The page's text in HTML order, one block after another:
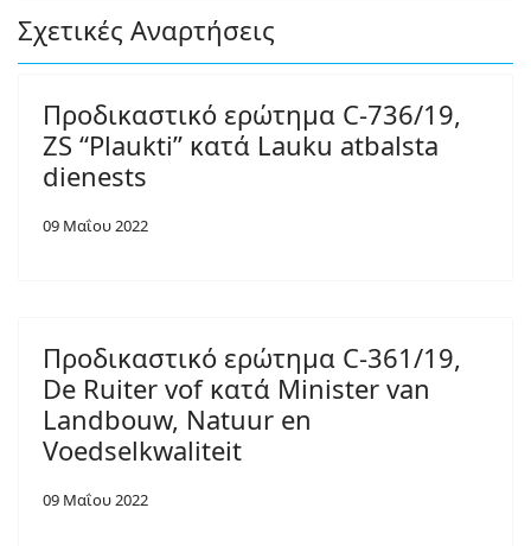
Σχετικές Αναρτήσεις
Προδικαστικό ερώτημα C-736/19,
ZS “Plaukti” κατά Lauku atbalsta
dienests
09 Μαΐου 2022
Προδικαστικό ερώτημα C-361/19,
De Ruiter vof κατά Minister van
Landbouw, Natuur en
Voedselkwaliteit
09 Μαΐου 2022